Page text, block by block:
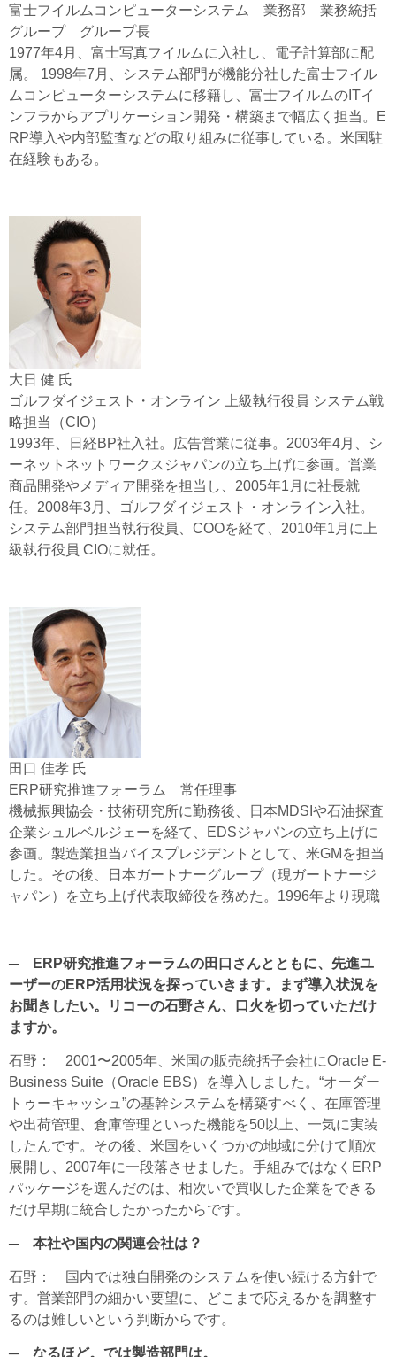
富士フイルムコンピューターシステム 業務部 業務統括
グループ グループ長
1977年4月、富士写真フイルムに入社し、電子計算部に配
属。 1998年7月、システム部門が機能分社した富士フイル
ムコンピューターシステムに移籍し、富士フイルムのITイ
ンフラからアプリケーション開発・構築まで幅広く担当。E
RP導入や内部監査などの取り組みに従事している。米国駐
在経験もある。
大日 健 氏
ゴルフダイジェスト・オンライン 上級執行役員 システム戦
略担当（CIO）
1993年、日経BP社入社。広告営業に従事。2003年4月、シ
ーネットネットワークスジャパンの立ち上げに参画。営業
商品開発やメディア開発を担当し、2005年1月に社長就
任。2008年3月、ゴルフダイジェスト・オンライン入社。
システム部門担当執行役員、COOを経て、2010年1月に上
級執行役員 CIOに就任。
田口 佳孝 氏
ERP研究推進フォーラム 常任理事
機械振興協会・技術研究所に勤務後、日本MDSIや石油探査
企業シュルベルジェーを経て、EDSジャパンの立ち上げに
参画。製造業担当バイスプレジデントとして、米GMを担当
した。その後、日本ガートナーグループ（現ガートナージ
ャパン）を立ち上げ代表取締役を務めた。1996年より現職
─ ERP研究推進フォーラムの田口さんとともに、先進ユ
ーザーのERP活用状況を探っていきます。まず導入状況を
お聞きしたい。リコーの石野さん、口火を切っていただけ
ますか。
石野 ： 2001〜2005年、米国の販売統括子会社にOracle E-
Business Suite（Oracle EBS）を導入しました。“オーダー
トゥーキャッシュ”の基幹システムを構築すべく、在庫管理
や出荷管理、倉庫管理といった機能を50以上、一気に実装
したんです。その後、米国をいくつかの地域に分けて順次
展開し、2007年に一段落させました。手組みではなくERP
パッケージを選んだのは、相次いで買収した企業をできる
だけ早期に統合したかったからです。
─ 本社や国内の関連会社は？
石野 ： 国内では独自開発のシステムを使い続ける方針で
す。営業部門の細かい要望に、どこまで応えるかを調整す
るのは難しいという判断からです。
─ なるほど。では製造部門は。